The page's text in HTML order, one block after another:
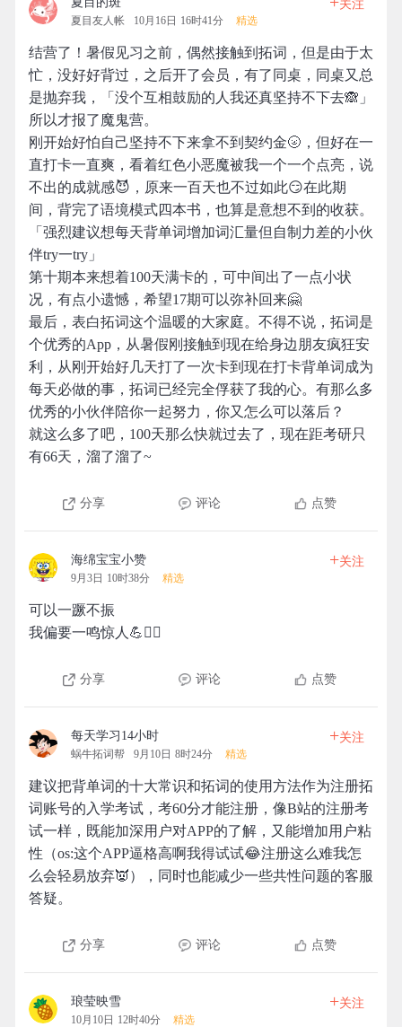
夏目友人帐 10月16日 16时41分 精选
关注
结营了！暑假见习之前，偶然接触到拓词，但是由于太
忙，没好好背过，之后开了会员，有了同桌，同桌又总
是抛弃我，「没个互相鼓励的人我还真坚持不下去🙈」
所以才报了魔鬼营。
刚开始好怕自己坚持不下来拿不到契约金🌝，但好在一
直打卡一直爽，看着红色小恶魔被我一个一个点亮，说
不出的成就感😈，原来一百天也不过如此😏在此期
间，背完了语境模式四本书，也算是意想不到的收获。
「强烈建议想每天背单词增加词汇量但自制力差的小伙
伴try一try」
第十期本来想着100天满卡的，可中间出了一点小状
况，有点小遗憾，希望17期可以弥补回来🤗
最后，表白拓词这个温暖的大家庭。不得不说，拓词是
个优秀的App，从暑假刚接触到现在给身边朋友疯狂安
利，从刚开始好几天打了一次卡到现在打卡背单词成为
每天必做的事，拓词已经完全俘获了我的心。有那么多
优秀的小伙伴陪你一起努力，你又怎么可以落后？
就这么多了吧，100天那么快就过去了，现在距考研只
有66天，溜了溜了~
分享 评论 点赞
海绵宝宝小赞
9月3日 10时38分 精选
+关注
可以一蹶不振
我偏要一鸣惊人💪🏃‍♀️
分享 评论 点赞
每天学习14小时
蜗牛拓词帮 9月10日 8时24分 精选
+关注
建议把背单词的十大常识和拓词的使用方法作为注册拓
词账号的入学考试，考60分才能注册，像B站的注册考
试一样，既能加深用户对APP的了解，又能增加用户粘
性（os:这个APP逼格高啊我得试试😂注册这么难我怎
么会轻易放弃👿），同时也能减少一些共性问题的客服
答疑。
分享 评论 点赞
琅莹映雪
10月10日 12时40分 精选
+关注